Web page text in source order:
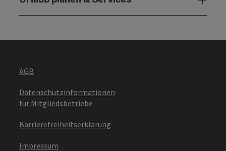
AGB
Datenschutzinformationen
für Mitgliedsbetriebe
Barrierefreiheitserklärung
Impressum